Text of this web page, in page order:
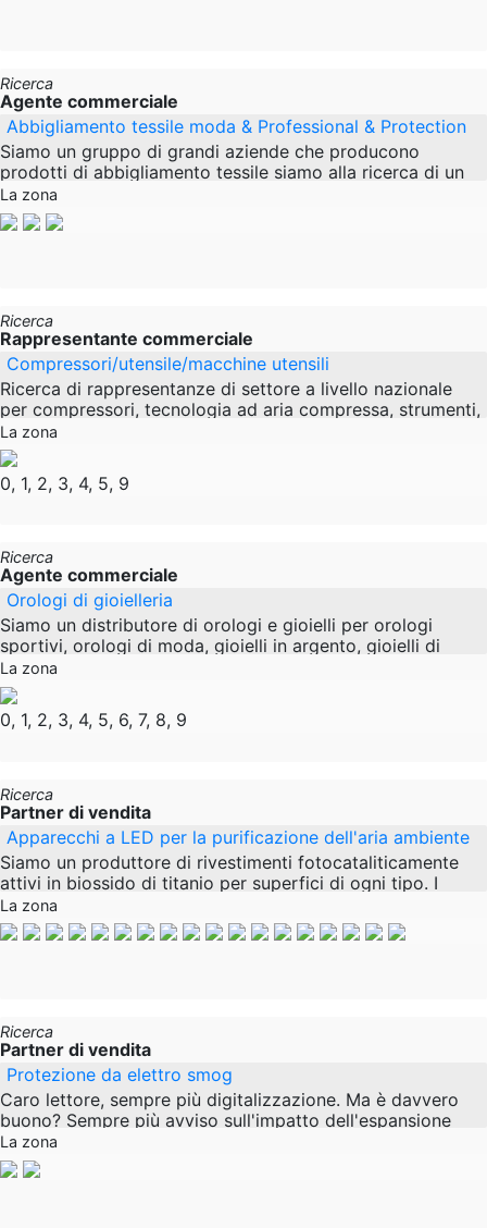
Ricerca
Agente commerciale
Abbigliamento tessile moda & Professional & Protection
Siamo un gruppo di grandi aziende che producono
prodotti di abbigliamento tessile siamo alla ricerca di un
rappresentante di vendita (agente) che ci metterà in
La zona
Ricerca
Rappresentante commerciale
Compressori/utensile/macchine utensili
Ricerca di rappresentanze di settore a livello nazionale
per compressori, tecnologia ad aria compressa, strumenti,
attrezzature officina, Macchine agricole.
La zona
0, 1, 2, 3, 4, 5, 9
Ricerca
Agente commerciale
Orologi di gioielleria
Siamo un distributore di orologi e gioielli per orologi
sportivi, orologi di moda, gioielli in argento, gioielli di
costume. Stiamo cercando l'ampliamento
La zona
0, 1, 2, 3, 4, 5, 6, 7, 8, 9
Ricerca
Partner di vendita
Apparecchi a LED per la purificazione dell'aria ambiente
Siamo un produttore di rivestimenti fotocataliticamente
attivi in biossido di titanio per superfici di ogni tipo. I
nostri rivestimenti reagiscono con la luce
La zona
Ricerca
Partner di vendita
Protezione da elettro smog
Caro lettore, sempre più digitalizzazione. Ma è davvero
buono? Sempre più avviso sull'impatto dell'espansione
delle reti mobili. I nostri prodotti sono
La zona